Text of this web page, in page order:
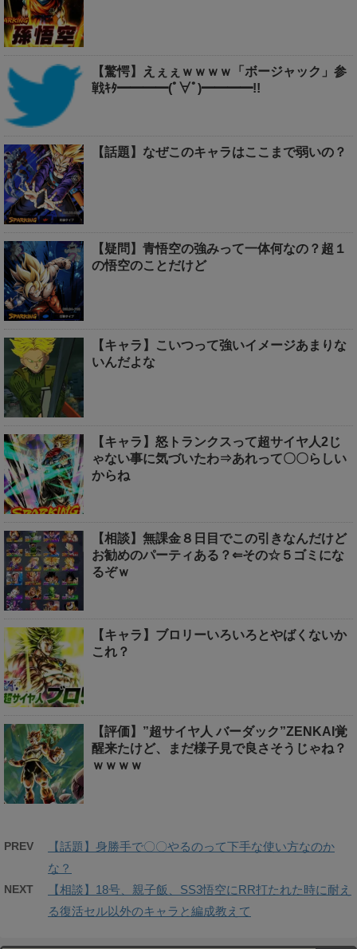
【驚愕】えぇぇｗｗｗｗ「ボージャック」参
戦ｷﾀ━━━━(ﾟ∀ﾟ)━━━━!!
【話題】なぜこのキャラはここまで弱いの？
【疑問】青悟空の強みって一体何なの？超１
の悟空のことだけど
【キャラ】こいつって強いイメージあまりな
いんだよな
【キャラ】怒トランクスって超サイヤ人2じ
ゃない事に気づいたわ⇒あれって〇〇らしい
からね
【相談】無課金８日目でこの引きなんだけど
お勧めのパーティある？⇐その☆５ゴミにな
るぞｗ
【キャラ】ブロリーいろいろとやばくないか
これ？
【評価】”超サイヤ人 バーダック”ZENKAI覚
醒来たけど、まだ様子見で良さそうじゃね？
ｗｗｗｗ
PREV
【話題】身勝手で〇〇やるのって下手な使い方なのか
な？
NEXT
【相談】18号、親子飯、SS3悟空にRR打たれた時に耐え
る復活セル以外のキャラと編成教えて